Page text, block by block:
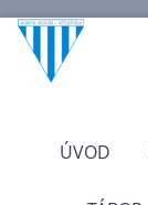
ÚVOD